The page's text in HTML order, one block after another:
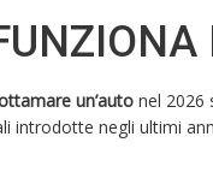
un’auto nel 2026
introdotte negli ultimi